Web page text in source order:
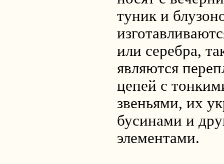
туник и
или серебра,
являются
цепей с
звеньями, их
бусинами и
элементами.